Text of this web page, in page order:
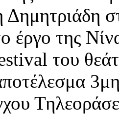
Δημητριάδη
έργο της
του